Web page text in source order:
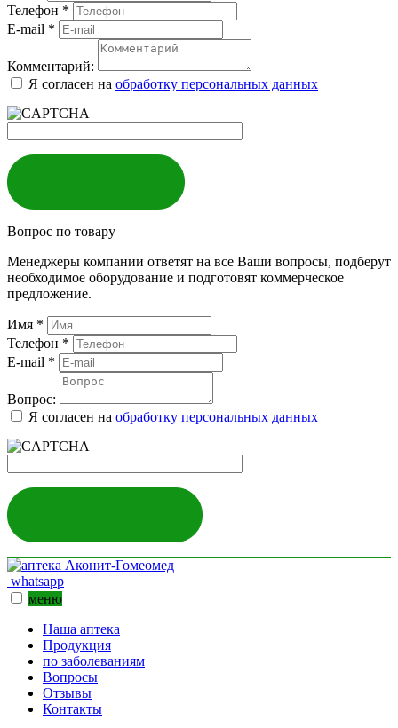
Телефон *
E-mail *
Комментарий:
Я согласен на обработку персональных данных
Вопрос по товару
Менеджеры компании ответят на все Ваши вопросы, подберут
необходимое оборудование и подготовят коммерческое
предложение.
Имя *
Телефон *
E-mail *
Вопрос:
Я согласен на обработку персональных данных
whatsapp
меню
Наша аптека
Продукция
по заболеваниям
Вопросы
Отзывы
Контакты